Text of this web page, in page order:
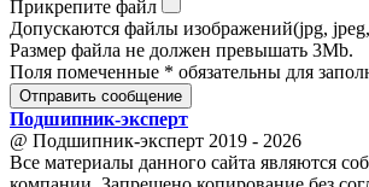
Прикрепите файл
Допускаются файлы изображений(jpg,
Размер файла не должен превышать 3Mb.
Поля помеченные * обязательны для
Отправить сообщение
Подшипник-эксперт
@ Подшипник-эксперт 2019 - 2026
Все материалы данного сайта являются